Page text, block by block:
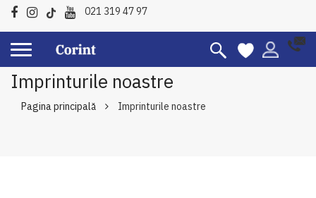
021 319 47 97
Imprinturile noastre
Pagina principală Imprinturile noastre